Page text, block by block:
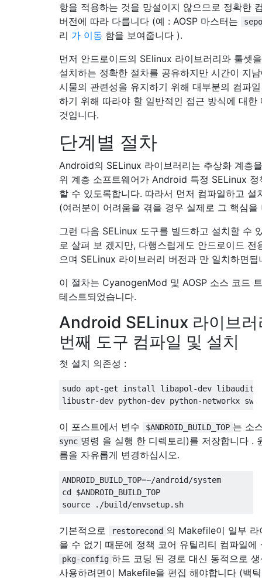
항을 적용하는 것을 망설이지 않으므로 정확한
버전에 따라 다릅니다 (예 : AOSP 마스터는
리 가 이동 함을 보여줍니다 ).
먼저 안드로이드의 SElinux 라이브러리와 툴셋
설치하는 정확한 절차를 공유하지만 시간이 지
시물의 관련성을 유지하기 위해 대부분의 컴파
하기 위해 따라야 할 일반적인 접근 방식에 대한
것입니다.
단계별 절차
Android의 SELinux 라이브러리는 추상화 계층
위 계층 소프트웨어가 Android 특정 SELinux 정
할 수 ​​있도록합니다. 따라서 먼저 컴파일하고 설
(여러분이 어려움을 겪을 경우 실제로 그 핵심을
그런 다음 SELinux 도구를 빌드하고 설치할 수
로 살펴 보 겠지만, 다행스럽게도 안드로이드 전
으며 SELinux 라이브러리 버전과 만 일치하면됩
이 절차는 CyanogenMod 및 AOSP 소스 코드
테스트되었습니다.
Android SELinux 라이브러
번째 도구 컴파일 및 설치
첫 설치 의존성 :
sudo apt-get install libapol-dev libaudit-
이 포스트에서 변수 $ANDROID_BUILD_TOP 는 소
sync 명령 을 실행 한 디렉토리)를 저장합니다 .
름을 자유롭게 변경하십시오.
ANDROID_BUILD_TOP=~/android/system
cd $ANDROID_BUILD_TOP
기본적으로 restorecond 의 Makefile이 일부 라
을 수 없기 때문에 정책 코어 유틸리티 컴파일에
pkg-config 하드 코딩 된 경로 대신 동적으로
사용하려면이 Makefile을 편집 해야합니다 (백